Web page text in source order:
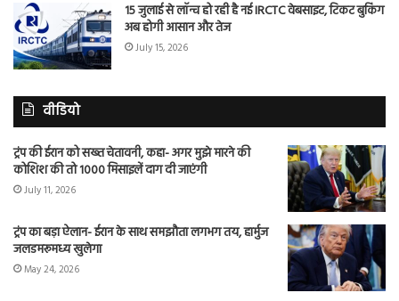
15 जुलाई से लॉन्च हो रही है नई IRCTC वेबसाइट, टिकट बुकिंग
अब होगी आसान और तेज
July 15, 2026
वीडियो
ट्रंप की ईरान को सख्त चेतावनी, कहा- अगर मुझे मारने की
कोशिश की तो 1000 मिसाइलें दाग दी जाएंगी
July 11, 2026
ट्रंप का बड़ा ऐलान- ईरान के साथ समझौता लगभग तय, हार्मुज
जलडमरूमध्य खुलेगा
May 24, 2026